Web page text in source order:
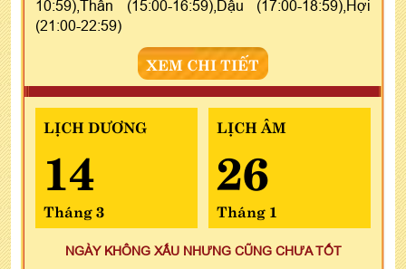
10:59),Thân (15:00-16:59),Dậu (17:00-18:59),Hợi
(21:00-22:59)
XEM CHI TIẾT
LỊCH DƯƠNG
14
Tháng 3
LỊCH ÂM
26
Tháng 1
NGÀY KHÔNG XẤU NHƯNG CŨNG CHƯA TỐT